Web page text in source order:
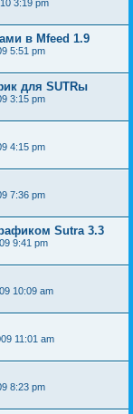
3:19 pm
в Mfeed 1.9
5:51 pm
для SUTRы
3:15 pm
4:15 pm
7:36 pm
Sutra 3.3
9:41 pm
10:09 am
11:01 am
8:23 pm